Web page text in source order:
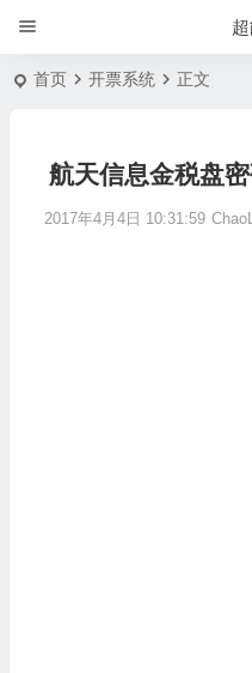
首页 开票系统 正文
航天信息金税盘
2017年4月4日 10:31:59